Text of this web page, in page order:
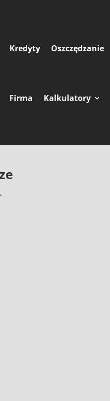
Kredyty Oszczędzanie
Firma Kalkulatory